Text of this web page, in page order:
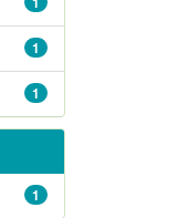
1
1
1